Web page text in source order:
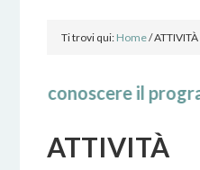
Ti trovi qui: Home/ATTIVITÀ
il programma
ATTIVITÀ